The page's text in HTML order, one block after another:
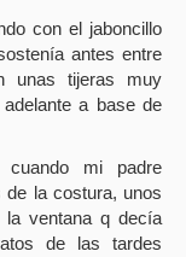
con el jaboncillo
antes entre
unas tijeras muy
a base de
mi padre
de la costura, unos
la ventana q decía
de las tardes